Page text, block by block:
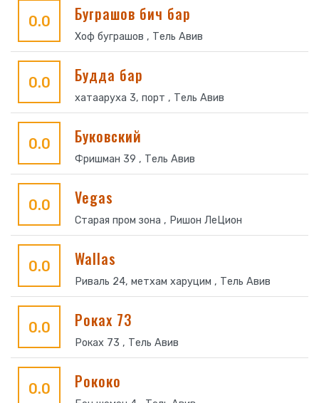
0.0 Буграшов бич бар
Хоф буграшов , Тель Авив
0.0 Будда бар
хатааруха 3, порт , Тель Авив
0.0 Буковский
Фришман 39 , Тель Авив
0.0 Vegas
Старая пром зона , Ришон ЛеЦион
0.0 Wallas
Риваль 24, метхам харуцим , Тель Авив
0.0 Роках 73
Роках 73 , Тель Авив
0.0 Рококо